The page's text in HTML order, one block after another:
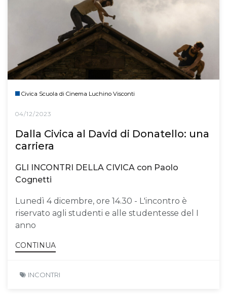
Civica Scuola di Cinema Luchino Visconti
04/12/2023
Dalla Civica al David di Donatello: una
carriera
GLI INCONTRI DELLA CIVICA con Paolo
Cognetti
Lunedì 4 dicembre, ore 14.30 - L'incontro è
riservato agli studenti e alle studentesse del I
anno
CONTINUA
INCONTRI